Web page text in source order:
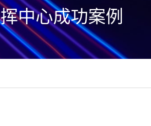
AI智慧分布式系统
无感调度系统
AI指挥调度系统
政府指挥中心
大数据指挥中心
监控指挥中心
中心成功案例